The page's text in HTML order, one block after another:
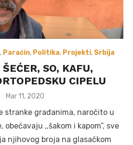
, Paraćin, Politika, Projekti, Srbija
SO, KAFU,
CIPELU
Posted
Mar 11, 2020
stranke građanima, naročito u
obećavaju ,,šakom i kapom”, sve
njihovog broja na glasačkom